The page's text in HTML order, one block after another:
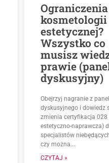
kosmetologii
estetycznej?
Wszystko co
musisz
prawie
dyskusyjny)
Obejrzyj nagranie z
dyskusyjnego i dowiedz
zmienia certyfikacja 028
estetyczno-naprawcza)
specjalistów
czy można...
CZYTAJ »